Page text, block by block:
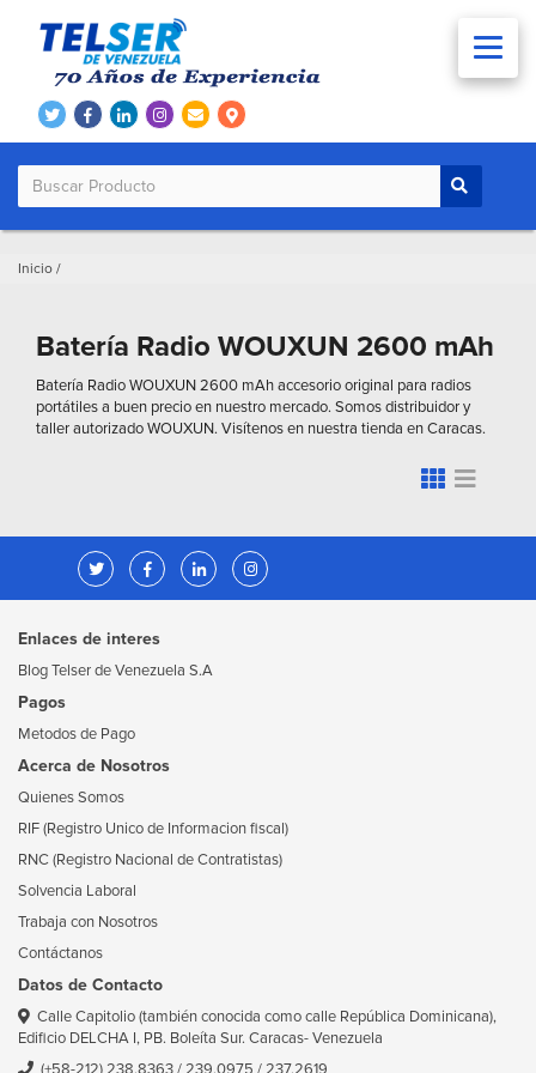
Inicio /
Batería Radio WOUXUN 2600 mAh
Batería Radio WOUXUN 2600 mAh accesorio original para radios
portátiles a buen precio en nuestro mercado. Somos distribuidor y
taller autorizado WOUXUN. Visítenos en nuestra tienda en Caracas.
Enlaces de interes
Blog Telser de Venezuela S.A
Pagos
Metodos de Pago
Acerca de Nosotros
Quienes Somos
RIF (Registro Unico de Informacion fiscal)
RNC (Registro Nacional de Contratistas)
Solvencia Laboral
Trabaja con Nosotros
Contáctanos
Datos de Contacto
Calle Capitolio (también conocida como calle República Dominicana),
Edificio DELCHA I, PB. Boleíta Sur. Caracas- Venezuela